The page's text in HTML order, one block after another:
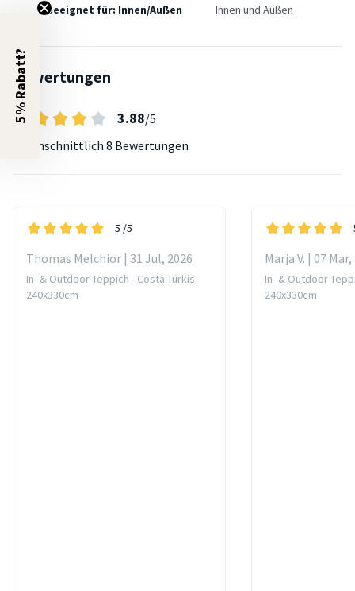
Geeignet für: Innen/Außen Innen und Außen
Bewertungen
3.88/5
Durchschnittlich 8 Bewertungen
5 /5
Thomas Melchior | 31 Jul, 2026
In- & Outdoor Teppich - Costa Türkis
240x330cm
Marja V. | 07
In- & Outdoor
240x330cm
5% Rabatt?